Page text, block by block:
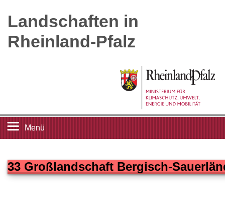
Landschaften in
Rheinland-Pfalz
Menü
Landschaftsleitbilder
33 Großlandschaft Bergisch-